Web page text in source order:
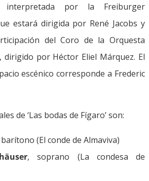
por la Freiburger
estará dirigida por René Jacobs y
del Coro de la Orquesta
dirigido por Héctor Eliel Márquez. El
escénico corresponde a Frederic
de ‘Las bodas de Fígaro’ son:
barítono (El conde de Almaviva)
, soprano (La condesa de